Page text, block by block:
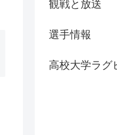
観戦と放送
選手情報
高校大学ラグ